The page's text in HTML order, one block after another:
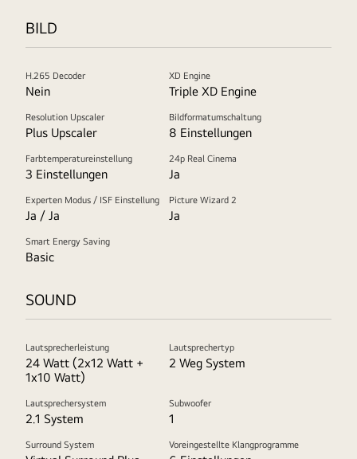
BILD
H.265 Decoder
Nein
XD Engine
Triple XD Engine
Resolution Upscaler
Plus Upscaler
Bildformatumschaltung
8 Einstellungen
Farbtemperatureinstellung
3 Einstellungen
24p Real Cinema
Ja
Experten Modus / ISF Einstellung
Ja / Ja
Picture Wizard 2
Ja
Smart Energy Saving
Basic
SOUND
Lautsprecherleistung
24 Watt (2x12 Watt +
1x10 Watt)
Lautsprechertyp
2 Weg System
Lautsprechersystem
2.1 System
Subwoofer
1
Surround System Voreingestellte Klangprogramme